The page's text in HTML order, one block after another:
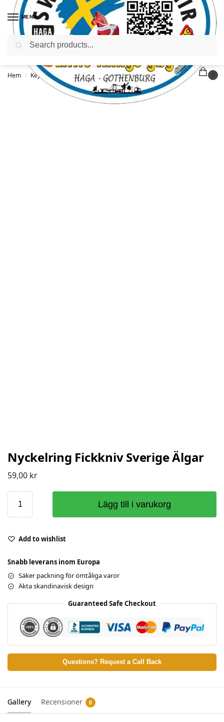
MENU
Hem / Keyrings Nyckelring Fickkniv Sverige Älgar
Nyckelring Fickkniv Sverige Älgar
59,00 kr
Lägg till i varukorg
Add to wishlist
Snabb leverans inom Europa
Säker packning för ömtåliga varor
Äkta skandinavisk design
Guaranteed Safe Checkout
Questions? Request a Call Back
Gallery Recensioner 0